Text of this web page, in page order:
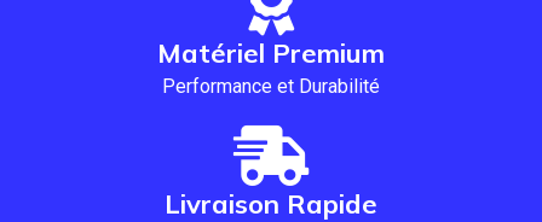
Matériel Premium
Performance et Durabilité
Livraison Rapide